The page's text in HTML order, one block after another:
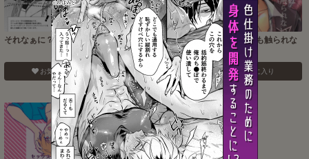
それなぁに？
お気に入り
Ivy
お気に入り
この恋は 誰にも触られな
い
お気に入り